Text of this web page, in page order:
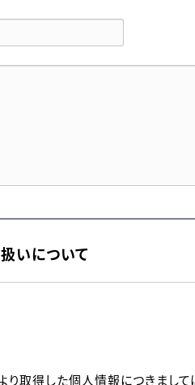
いについて
り取得した個人情報につきまし